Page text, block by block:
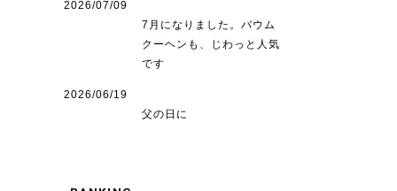
2026/07/09
7月になりました。バウム
クーヘンも、じわっと人気
です
2026/06/19
父の日に